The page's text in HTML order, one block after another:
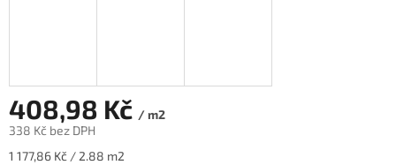
408,98 Kč / m2
338 Kč bez DPH
Měrná
1 177,86 Kč / 2.88 m2